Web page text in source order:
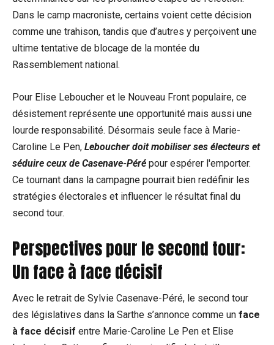
Dans le camp macroniste, certains voient cette décision
comme une trahison, tandis que d’autres y perçoivent une
ultime tentative de blocage de la montée du
Rassemblement national.
Pour Elise Leboucher et le Nouveau Front populaire, ce
désistement représente une opportunité mais aussi une
lourde responsabilité. Désormais seule face à Marie-
Caroline Le Pen, Leboucher doit mobiliser ses électeurs et
séduire ceux de Casenave-Péré pour espérer l'emporter.
Ce tournant dans la campagne pourrait bien redéfinir les
stratégies électorales et influencer le résultat final du
second tour.
Perspectives pour le second tour:
Un face à face décisif
Avec le retrait de Sylvie Casenave-Péré, le second tour
des législatives dans la Sarthe s’annonce comme un face
à face décisif entre Marie-Caroline Le Pen et Elise